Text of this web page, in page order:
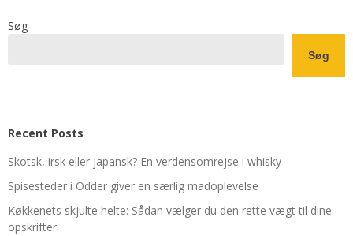
Søg
Søg
Recent Posts
Skotsk, irsk eller japansk? En verdensomrejse i whisky
Spisesteder i Odder giver en særlig madoplevelse
Køkkenets skjulte helte: Sådan vælger du den rette vægt til dine
opskrifter